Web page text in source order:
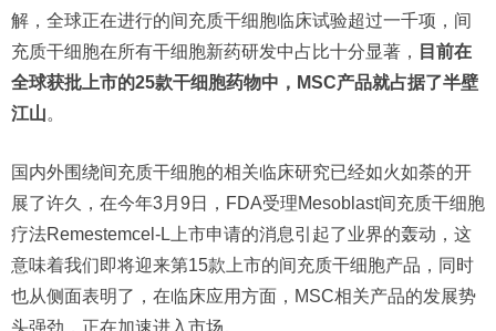
解，全球正在进行的间充质干细胞临床试验超过一千项，间
充质干细胞在所有干细胞新药研发中占比十分显著，
目前在
全球获批上市的25款干细胞药物中，MSC产品就占据了半壁
江山。
国内外围绕间充质干细胞的相关临床研究已经如火如荼的开
展了许久，在今年3月9日，FDA受理Mesoblast间充质干细胞
疗法Remestemcel-L上市申请的消息引起了业界的轰动，这
意味着我们即将迎来第15款上市的间充质干细胞产品，同时
也从侧面表明了，在临床应用方面，MSC相关产品的发展势
头强劲，正在加速进入市场。